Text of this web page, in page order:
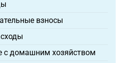
взносы
с домашним хозяйством